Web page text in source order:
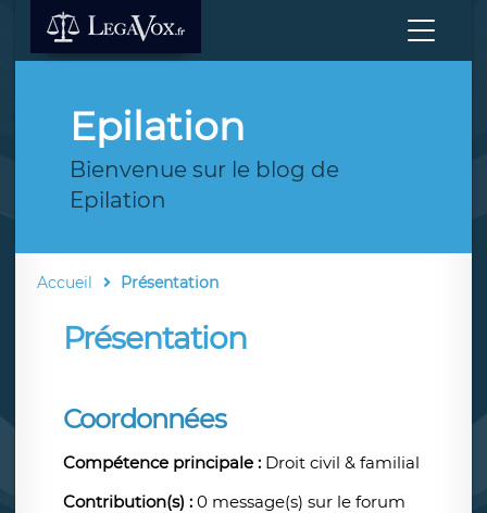
Epilation
Bienvenue sur le blog de
Epilation
Accueil Présentation
Présentation
Coordonnées
Compétence principale : Droit civil & familial
Contribution(s) : 0 message(s) sur le forum